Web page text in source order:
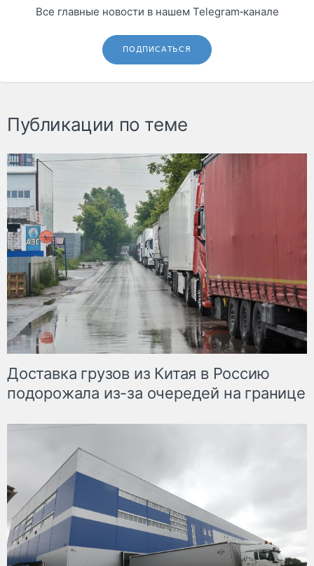
Все главные новости в нашем Telegram‑канале
ПОДПИСАТЬСЯ
Публикации по теме
Доставка грузов из Китая в Россию
подорожала из-за очередей на границе